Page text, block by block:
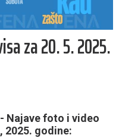
za 20. 5. 2025.
Najave foto i video
2025. godine: